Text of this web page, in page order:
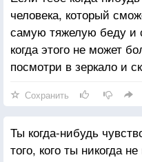
человека, который
самую тяжелую беду и
когда этого не может
посмотри в зеркало и
Сохранить
Ты когда-нибудь
того, кого ты никогда